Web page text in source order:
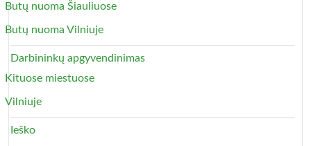
Butų nuoma Šiauliuose
Butų nuoma Vilniuje
Darbininkų apgyvendinimas
Kituose miestuose
Vilniuje
Ieško